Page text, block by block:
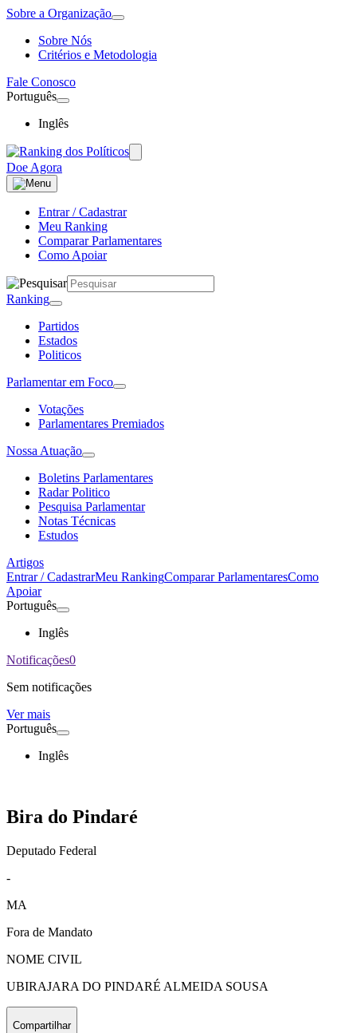
Sobre a Organização
Sobre Nós
Critérios e Metodologia
Fale Conosco
Português
Inglês
Doe Agora
Entrar / Cadastrar
Meu Ranking
Comparar Parlamentares
Como Apoiar
Ranking
Partidos
Estados
Politicos
Parlamentar em Foco
Votações
Parlamentares Premiados
Nossa Atuação
Boletins Parlamentares
Radar Politico
Pesquisa Parlamentar
Notas Técnicas
Estudos
Artigos
Entrar / CadastrarMeu RankingComparar ParlamentaresComo
Apoiar
Português
Inglês
Notificações0
Sem notificações
Ver mais
Português
Inglês
Bira do Pindaré
Deputado Federal
-
MA
Fora de Mandato
NOME CIVIL
UBIRAJARA DO PINDARÉ ALMEIDA SOUSA
Compartilhar